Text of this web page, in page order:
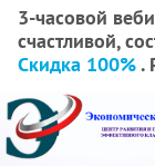
3-часовой
счастливой,
Скидка 100%.